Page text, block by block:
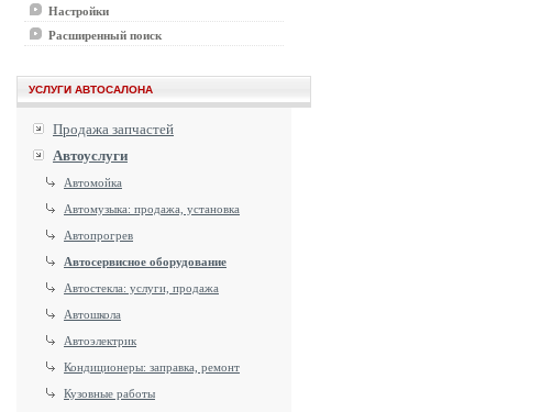
Настройки
Расширенный поиск
УСЛУГИ АВТОСАЛОНА
Продажа запчастей
Автоуслуги
Автомойка
Автомузыка: продажа, установка
Автопрогрев
Автосервисное оборудование
Автостекла: услуги, продажа
Автошкола
Автоэлектрик
Кондиционеры: заправка, ремонт
Кузовные работы